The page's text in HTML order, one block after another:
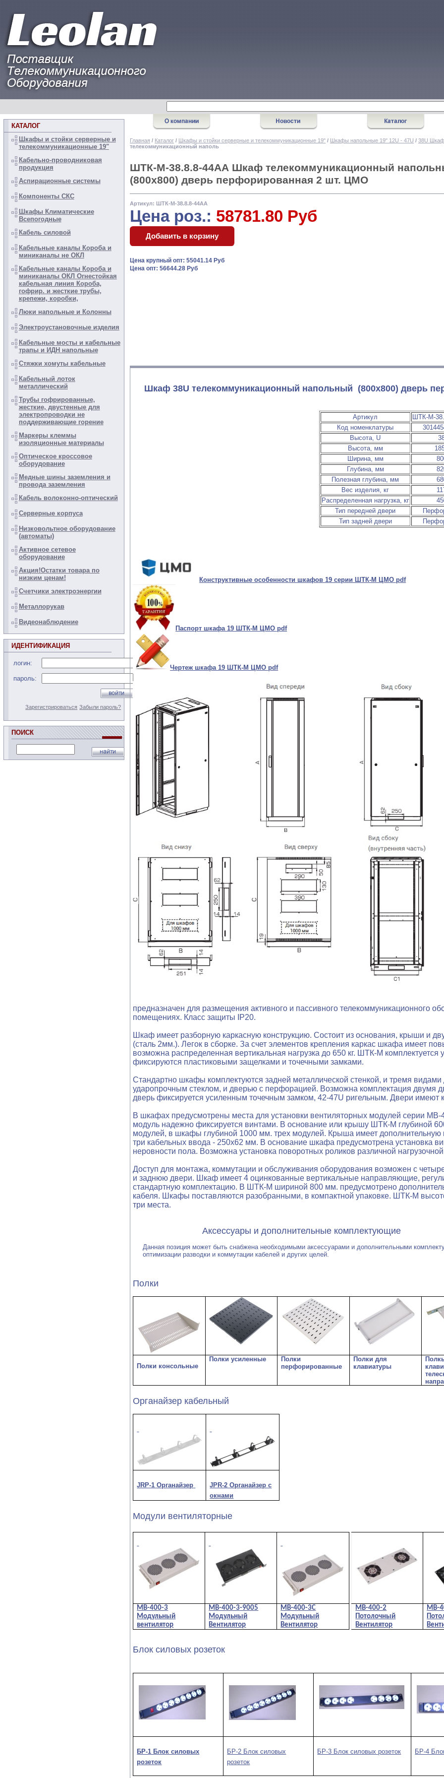
КАТАЛОГ
Шкафы и стойки серверные и
телекоммуникационные 19"
Кабельно-проводниковая
продукция
Аспирационные системы
Компоненты СКС
Шкафы Климатические
Всепогодные
Кабель силовой
Кабельные каналы Короба и
миниканалы не ОКЛ
Кабельные каналы Короба и
миниканалы ОКЛ Огнестойкая
кабельная линия Короба,
гофрир. и жесткие трубы,
крепежи, коробки,
Люки напольные и Колонны
Электроустановочные изделия
Кабельные мосты и кабельные
трапы и ИДН напольные
Стяжки хомуты кабельные
Кабельный лоток
металлический
Трубы гофрированные,
жесткие, двустенные для
электропроводки не
поддерживающие горение
Маркеры клеммы
изоляционные материалы
Оптическое кроссовое
оборудование
Медные шины заземления и
провода заземления
Кабель волоконно-оптический
Серверные корпуса
Низковольтное оборудование
(автоматы)
Активное сетевое
оборудование
Акция!Остатки товара по
низким ценам!
Счетчики электроэнергии
Металлорукав
Видеонаблюдение
ИДЕНТИФИКАЦИЯ
логин:
пароль:
Зарегистрироваться Забыли пароль?
ПОИСК
Главная / Каталог / Шкафы и стойки серверные и телекоммуникационные 19" / Шкафы напольные 19" 12U - 47U /38U
телекоммуникационный наполь
ШТК-М-38.8.8-44АА Шкаф телекоммуникационный
(800x800) дверь перфорированная 2 шт. ЦМО
Артикул: ШТК-М-38.8.8-44АА
Цена роз.: 58781.80 Руб
Цена крупный опт: 55041.14 Руб
Цена опт: 56644.28 Руб
Шкаф 38U телекоммуникационный напольный (800x800) дверь
Артикул
ШТК-М-
Код номенклатуры
Высота, U
Высота, мм
Ширина, мм
Глубина, мм
Полезная глубина, мм
Вес изделия, кг
Распределенная нагрузка, кг
Тип передней двери
Тип задней двери
Конструктивные особенности шкафов 19 серии ШТК-М ЦМО pdf
Паспорт шкафа 19 ШТК-М ЦМО pdf
Чертеж шкафа 19 ШТК-М ЦМО pdf
предназначен для размещения активного и пассивного телекоммуникационного
помещениях. Класс защиты IP20.
Шкаф имеет разборную каркасную конструкцию. Состоит из основания, крыши и
(сталь 2мм.). Легок в сборке. За счет элементов крепления каркас шкафа имеет
возможна распределенная вертикальная нагрузка до 650 кг. ШТК-М
фиксируются пластиковыми защелками и точечными замками.
Стандартно шкафы комплектуются задней металлической стенкой, и тремя
ударопрочным стеклом, и дверью с перфорацией. Возможна комплектация двумя
дверь фиксируется усиленным точечным замком, 42-47U ригельным. Двери имеют
В шкафах предусмотрены места для установки вентиляторных модулей серии МВ-
модуль надежно фиксируется винтами. В основание или крышу ШТК-М глубиной
модулей, в шкафы глубиной 1000 мм. трех модулей. Крыша имеет
три кабельных ввода - 250х62 мм. В основание шкафа предусмотрена установка
неровности пола. Возможна установка поворотных роликов различной
Доступ для монтажа, коммутации и обслуживания оборудования возможен с
и заднюю двери. Шкаф имеет 4 оцинкованные вертикальные направляющие,
стандартную комплектацию. В ШТК-М шириной 800 мм. предусмотрено
кабеля. Шкафы поставляются разобранными, в компактной упаковке. ШТК-М
три места.
Аксессуары и дополнительные комплектующие
Данная позиция может быть снабжена необходимыми аксессуарами и дополнительными
оптимизации разводки и коммутации кабелей и других целей.
Полки
Полки консольные
Полки усиленные
Полки
перфорированные
Полки для
клавиатуры
Органайзер кабельный
JRP-1 Органайзер
JPR-2 Органайзер с
окнами
Модули вентиляторные
МВ-400-3
Модульный
вентилятор
МВ-400-3-9005
Модульный
Вентилятор
МВ-400-3С
Модульный
Вентилятор
МВ-400-2
Потолочный
Вентилятор
МВ-
Блок силовых розеток
БР-1 Блок силовых
розеток
БР-2 Блок силовых
розеток
БР-3 Блок силовых розеток БР-4